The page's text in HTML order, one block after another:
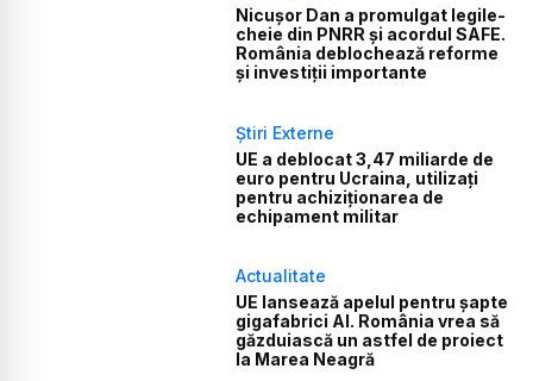
Nicușor Dan a promulgat legile-
cheie din PNRR și acordul SAFE.
România deblochează reforme
și investiții importante
Știri Externe
UE a deblocat 3,47 miliarde de
euro pentru Ucraina, utilizați
pentru achiziționarea de
echipament militar
Actualitate
UE lansează apelul pentru șapte
gigafabrici AI. România vrea să
găzduiască un astfel de proiect
la Marea Neagră